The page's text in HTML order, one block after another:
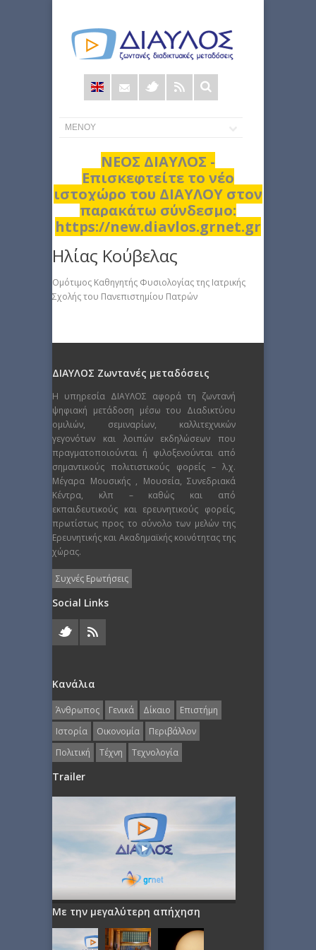
Φόρμα
αναζήτησης
ΝΕΟΣ ΔΙΑΥΛΟΣ -
Επισκεφτείτε το νέο
ιστοχώρο του ΔΙΑΥΛΟΥ στον
παρακάτω σύνδεσμο:
https://new.diavlos.grnet.gr
Ηλίας Κούβελας
Ομότιμος Καθηγητής Φυσιολογίας της Ιατρικής
Σχολής του Πανεπιστημίου Πατρών
ΔΙΑΥΛΟΣ Ζωντανές μεταδόσεις
Η υπηρεσία ΔΙΑΥΛΟΣ αφορά τη ζωντανή
ψηφιακή μετάδοση μέσω του Διαδικτύου
ομιλιών, σεμιναρίων, καλλιτεχνικών
γεγονότων και λοιπών εκδηλώσεων που
πραγματοποιούνται ή φιλοξενούνται από
σημαντικούς πολιτιστικούς φορείς – λ.χ.
Μέγαρα Μουσικής , Μουσεία, Συνεδριακά
Κέντρα, κλπ – καθώς και από
εκπαιδευτικούς και ερευνητικούς φορείς,
πρωτίστως προς το σύνολο των μελών της
Ερευνητικής και Ακαδημαϊκής κοινότητας της
χώρας.
Συχνές Ερωτήσεις
Social Links
Κανάλια
Άνθρωπος Γενικά Δίκαιο
Επιστήμη
Ιστορία
Οικονομία
Περιβάλλον
Πολιτική
Τέχνη Τεχνολογία
Trailer
Με την μεγαλύτερη απήχηση